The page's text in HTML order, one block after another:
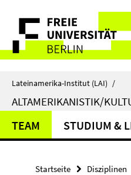
direkt
Inhalt
Service-
Navigation
Lateinamerika-Institut (LAI) /
ALTAMERIKANISTIK/
TEAM STUDIUM &
Startseite Disziplinen